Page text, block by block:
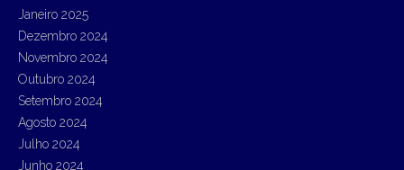
Janeiro 2025
Dezembro 2024
Novembro 2024
Outubro 2024
Setembro 2024
Agosto 2024
Julho 2024
Junho 2024